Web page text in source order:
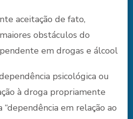
aceitação de fato,
obstáculos do
em drogas e álcool
psicológica ou
à droga propriamente
“dependência em relação ao